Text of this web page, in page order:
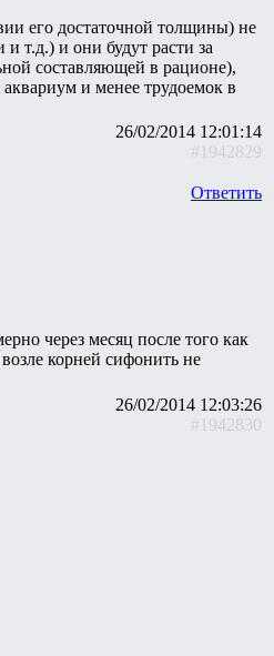
его достаточной толщины) не
т.д.) и они будут расти за
составляющей в рационе),
и менее трудоемок в
26/02/2014 12:01:14
#1942829
Ответить
через месяц после того как
корней сифонить не
26/02/2014 12:03:26
#1942830